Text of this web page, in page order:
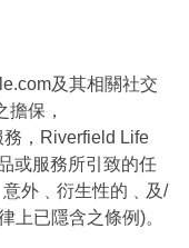
及其相關社交
保，
，Riverfield Life
或服務所引致的任
外﹑衍生性的﹑及/
上已隱含之條例)。